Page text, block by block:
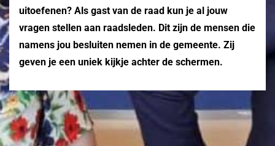
uitoefenen? Als gast van de raad kun je al jouw
vragen stellen aan raadsleden. Dit zijn de mensen die
namens jou besluiten nemen in de gemeente. Zij
geven je een uniek kijkje achter de schermen.